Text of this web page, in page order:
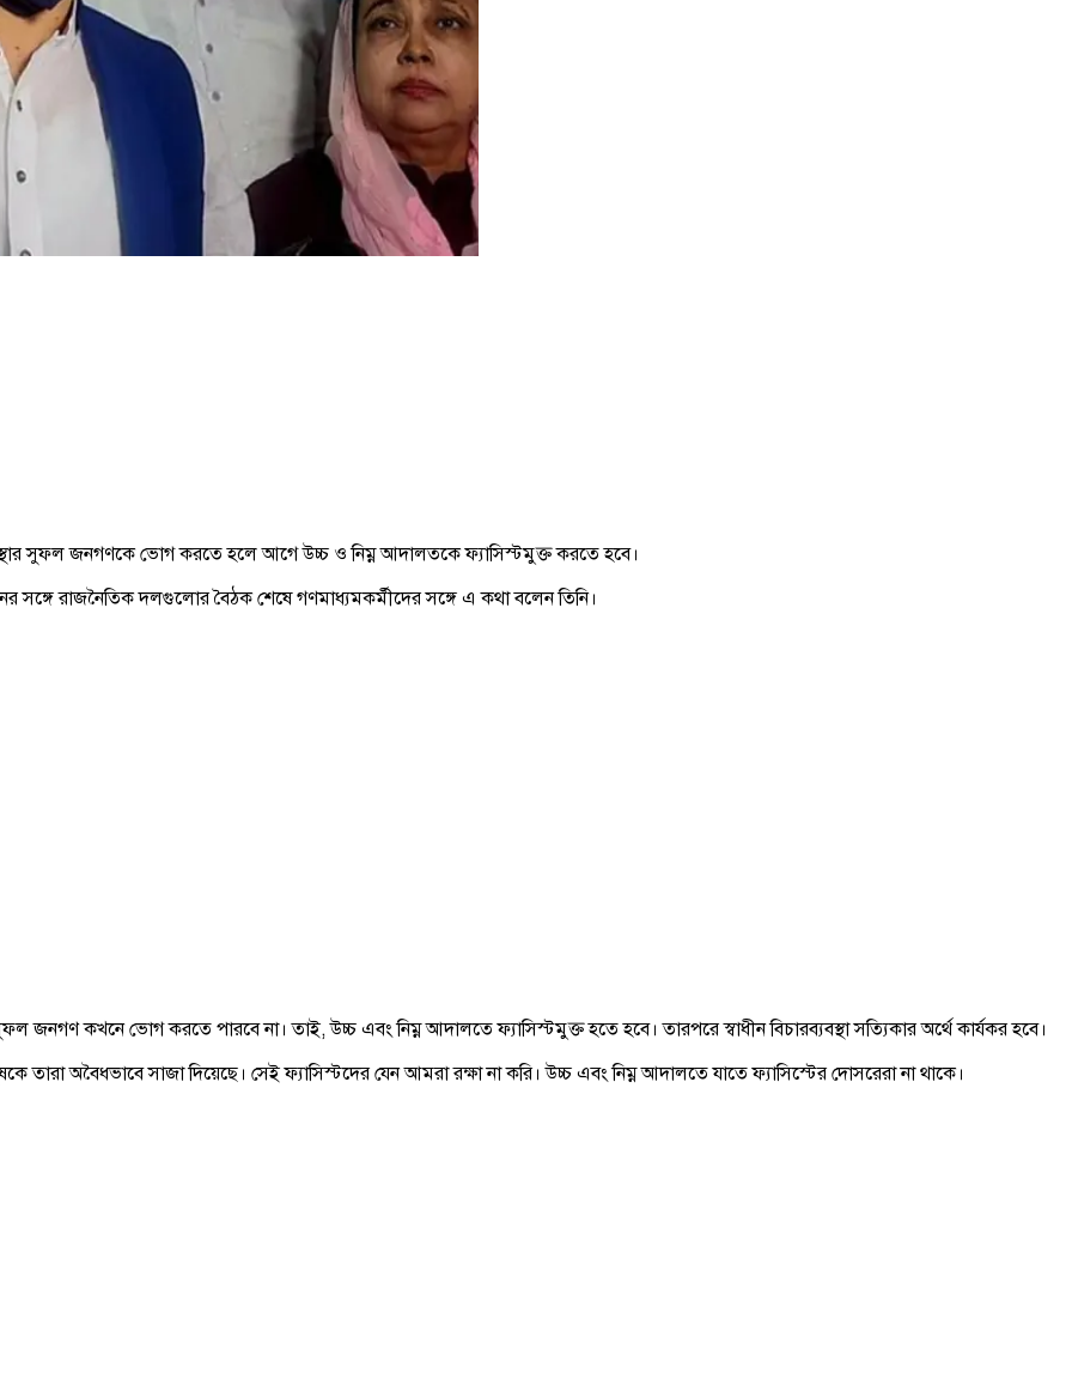
সুফল জনগণকে ভোগ করতে হলে আগে উচ্চ ও নিম্ন আদালতকে ফ্যাসিস্টমুক্ত করতে হবে।
রাজনৈতিক দলগুলোর বৈঠক শেষে গণমাধ্যমকর্মীদের সঙ্গে এ কথা বলেন তিনি।
জনগণ কখনে ভোগ করতে পারবে না। তাই, উচ্চ এবং নিম্ন আদালতে ফ্যাসিস্টমুক্ত হতে হবে। তারপরে স্বাধীন বিচারব্যবস্থা সত্যিকার অর্থে কার্যকর হবে।
তারা অবৈধভাবে সাজা দিয়েছে। সেই ফ্যাসিস্টদের যেন আমরা রক্ষা না করি। উচ্চ এবং নিম্ন আদালতে যাতে ফ্যাসিস্টের দোসরেরা না থাকে।